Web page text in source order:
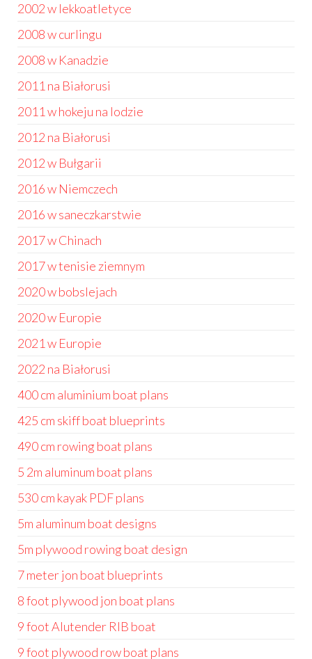
2002 w lekkoatletyce
2008 w curlingu
2008 w Kanadzie
2011 na Białorusi
2011 w hokeju na lodzie
2012 na Białorusi
2012 w Bułgarii
2016 w Niemczech
2016 w saneczkarstwie
2017 w Chinach
2017 w tenisie ziemnym
2020 w bobslejach
2020 w Europie
2021 w Europie
2022 na Białorusi
400 cm aluminium boat plans
425 cm skiff boat blueprints
490 cm rowing boat plans
5 2m aluminum boat plans
530 cm kayak PDF plans
5m aluminum boat designs
5m plywood rowing boat design
7 meter jon boat blueprints
8 foot plywood jon boat plans
9 foot Alutender RIB boat
9 foot plywood row boat plans